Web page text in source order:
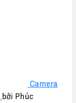
Camera
bởi Phúc